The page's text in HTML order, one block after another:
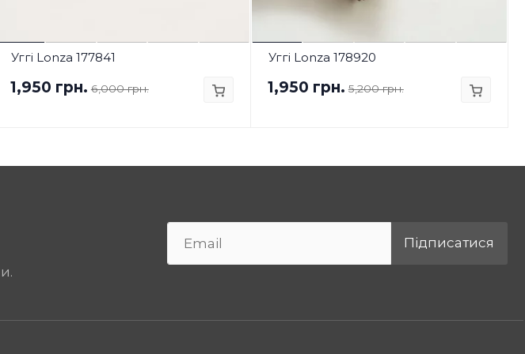
Уггі Lonza 177841
1,950 грн. 6,000 грн.
Уггі Lonza 178920
1,950 грн. 5,200 грн.
Підписатися